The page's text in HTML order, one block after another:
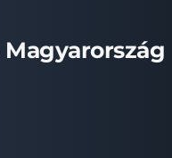
Magyarország